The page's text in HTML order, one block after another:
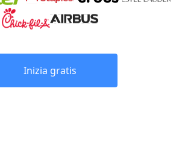
Inizia gratis